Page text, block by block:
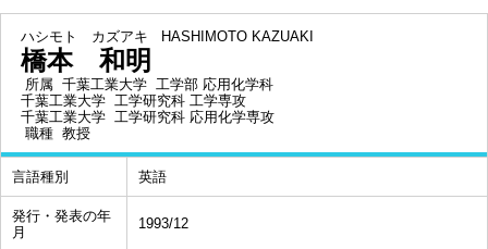
ハシモト カズアキ HASHIMOTO KAZUAKI
橋本 和明
所属 千葉工業大学 工学部 応用化学科
千葉工業大学 工学研究科 工学専攻
千葉工業大学 工学研究科 応用化学専攻
職種 教授
言語種別 英語
発行・発表の年
月
1993/12